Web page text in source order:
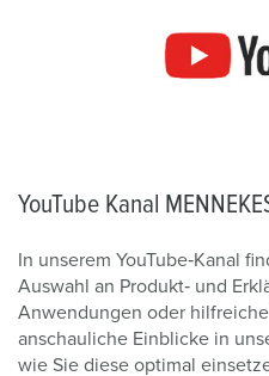
YouTube Kanal
In unserem YouTube‑Kanal
Auswahl an Produkt‑ und
Anwendungen oder
anschauliche Einblicke in
wie Sie diese optimal